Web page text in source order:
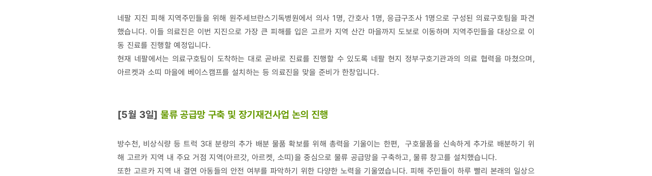
네팔 지진 피해 지역주민들을 위해 원주세브란스기독병원에서 의사 1명, 간호사 1명, 응급구조사 1명으로 구성된 의료구호팀을 파견
했습니다. 이들 의료진은 이번 지진으로 가장 큰 피해를 입은 고르카 지역 산간 마을까지 도보로 이동하며 지역주민들을 대상으로 이
동 진료를 진행할 예정입니다.
현재 네팔에서는 의료구호팀이 도착하는 대로 곧바로 진료를 진행할 수 있도록 네팔 현지 정부구호기관과의 의료 협력을 마쳤으며,
아르켓과 소띠 마을에 베이스캠프를 설치하는 등 의료진을 맞을 준비가 한창입니다.
[5월 3일]물류 공급망 구축 및 장기재건사업 논의 진행
방수천, 비상식량 등 트럭 3대 분량의 추가 배분 물품 확보를 위해 총력을 기울이는 한편, 구호물품을 신속하게 추가로 배분하기 위
해 고르카 지역 내 주요 거점 지역(아르갓, 아르켓, 소띠)을 중심으로 물류 공급망을 구축하고, 물류 창고를 설치했습니다.
또한 고르카 지역 내 결연 아동들의 안전 여부를 파악하기 위한 다양한 노력을 기울였습니다. 피해 주민들이 하루 빨리 본래의 일상으